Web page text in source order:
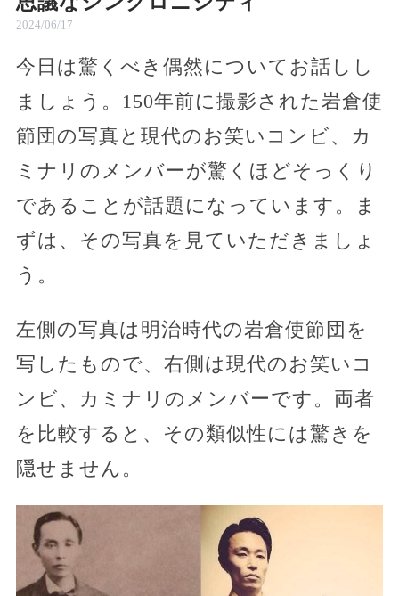
2024/06/17
今日は驚くべき偶然についてお話しし
ましょう。150年前に撮影された岩倉使
節団の写真と現代のお笑いコンビ、カ
ミナリのメンバーが驚くほどそっくり
であることが話題になっています。ま
ずは、その写真を見ていただきましょ
う。
左側の写真は明治時代の岩倉使節団を
写したもので、右側は現代のお笑いコ
ンビ、カミナリのメンバーです。両者
を比較すると、その類似性には驚きを
隠せません。